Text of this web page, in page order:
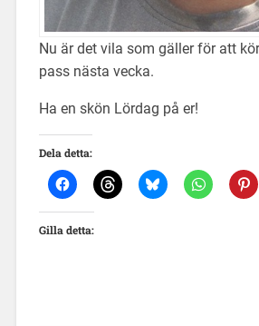
Nu är det vila som gäller för att
pass nästa vecka.
Ha en skön Lördag på er!
Dela detta:
Gilla detta: